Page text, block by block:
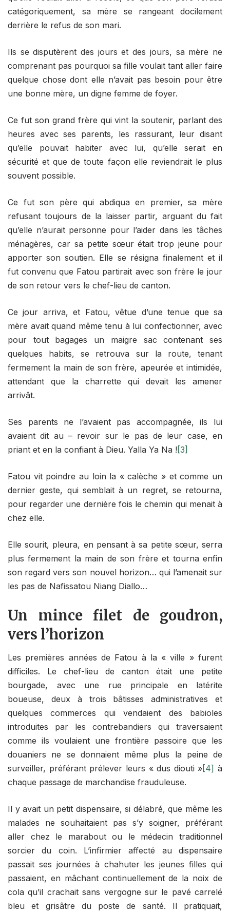
catégoriquement, sa mère se rangeant docilement
derrière le refus de son mari.
Ils se disputèrent des jours et des jours, sa mère ne
comprenant pas pourquoi sa fille voulait tant aller faire
quelque chose dont elle n’avait pas besoin pour être
une bonne mère, un digne femme de foyer.
Ce fut son grand frère qui vint la soutenir, parlant des
heures avec ses parents, les rassurant, leur disant
qu’elle pouvait habiter avec lui, qu’elle serait en
sécurité et que de toute façon elle reviendrait le plus
souvent possible.
Ce fut son père qui abdiqua en premier, sa mère
refusant toujours de la laisser partir, arguant du fait
qu’elle n’aurait personne pour l’aider dans les tâches
ménagères, car sa petite sœur était trop jeune pour
apporter son soutien. Elle se résigna finalement et il
fut convenu que Fatou partirait avec son frère le jour
de son retour vers le chef-lieu de canton.
Ce jour arriva, et Fatou, vêtue d’une tenue que sa
mère avait quand même tenu à lui confectionner, avec
pour tout bagages un maigre sac contenant ses
quelques habits, se retrouva sur la route, tenant
fermement la main de son frère, apeurée et intimidée,
attendant que la charrette qui devait les amener
arrivât.
Ses parents ne l’avaient pas accompagnée, ils lui
avaient dit au – revoir sur le pas de leur case, en
priant et en la confiant à Dieu. Yalla Ya Na ! [3]
Fatou vit poindre au loin la « calèche » et comme un
dernier geste, qui semblait à un regret, se retourna,
pour regarder une dernière fois le chemin qui menait à
chez elle.
Elle sourit, pleura, en pensant à sa petite sœur, serra
plus fermement la main de son frère et tourna enfin
son regard vers son nouvel horizon… qui l’amenait sur
les pas de Nafissatou Niang Diallo…
Un mince filet de goudron,
vers l’horizon
Les premières années de Fatou à la « ville » furent
difficiles. Le chef-lieu de canton était une petite
bourgade, avec une rue principale en latérite
boueuse, deux à trois bâtisses administratives et
quelques commerces qui vendaient des babioles
introduites par les contrebandiers qui traversaient
comme ils voulaient une frontière passoire que les
douaniers ne se donnaient même plus la peine de
surveiller, préférant prélever leurs « dus diouti »[4] à
chaque passage de marchandise frauduleuse.
Il y avait un petit dispensaire, si délabré, que même les
malades ne souhaitaient pas s’y soigner, préférant
aller chez le marabout ou le médecin traditionnel
sorcier du coin. L’infirmier affecté au dispensaire
passait ses journées à chahuter les jeunes filles qui
passaient, en mâchant continuellement de la noix de
cola qu’il crachait sans vergogne sur le pavé carrelé
bleu et grisâtre du poste de santé. Il pratiquait,